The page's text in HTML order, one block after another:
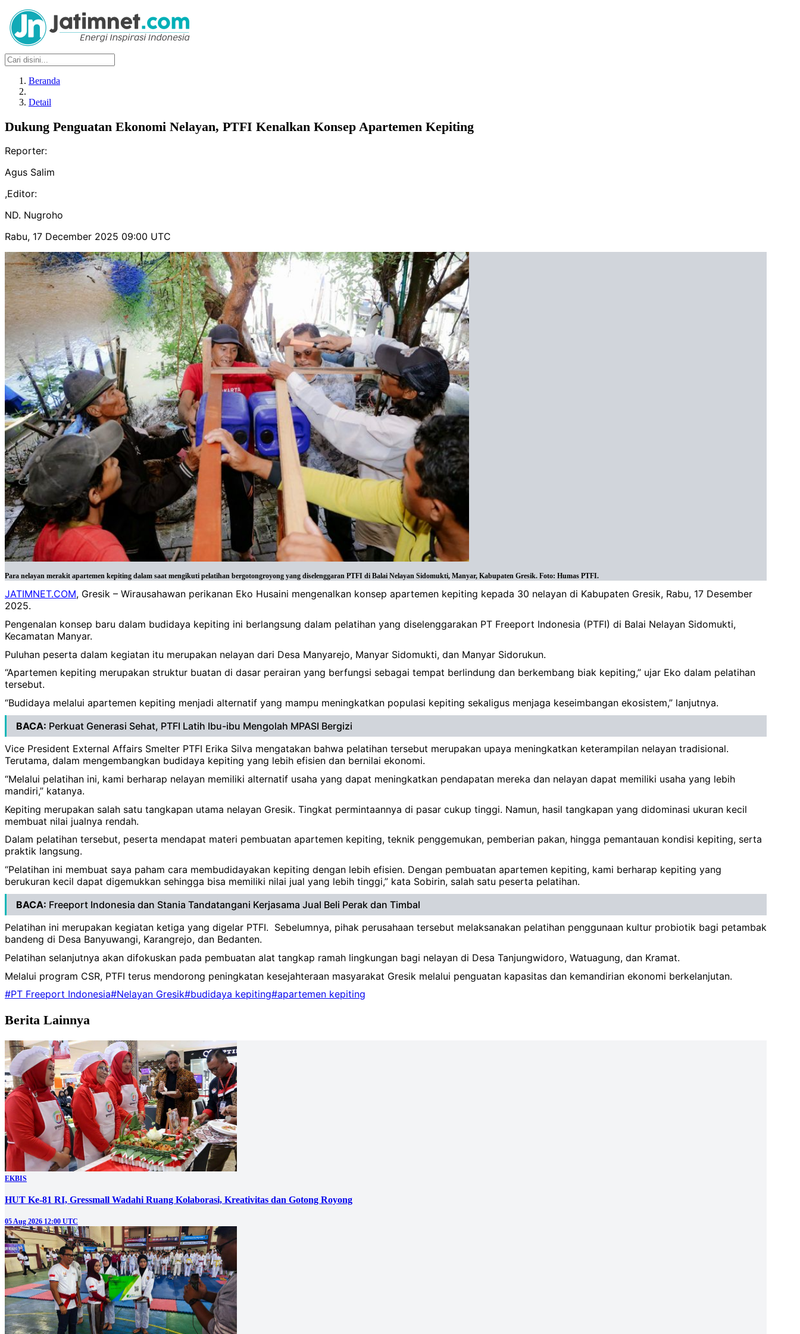
Beranda
Detail
Dukung Penguatan Ekonomi Nelayan, PTFI Kenalkan Konsep Apartemen Kepiting
Reporter:
Agus Salim
,Editor:
ND. Nugroho
Rabu, 17 December 2025 09:00 UTC
Para nelayan merakit apartemen kepiting dalam saat mengikuti pelatihan bergotongroyong yang diselenggaran PTFI di Balai Nelayan Sidomukti, Manyar, Kabupaten Gresik. Foto: Humas PTFI.
JATIMNET.COM, Gresik – Wirausahawan perikanan Eko Husaini mengenalkan konsep apartemen kepiting kepada 30 nelayan di Kabupaten Gresik, Rabu, 17 Desember
2025.
Pengenalan konsep baru dalam budidaya kepiting ini berlangsung dalam pelatihan yang diselenggarakan PT Freeport Indonesia (PTFI) di Balai Nelayan Sidomukti,
Kecamatan Manyar.
Puluhan peserta dalam kegiatan itu merupakan nelayan dari Desa Manyarejo, Manyar Sidomukti, dan Manyar Sidorukun.
“Apartemen kepiting merupakan struktur buatan di dasar perairan yang berfungsi sebagai tempat berlindung dan berkembang biak kepiting,” ujar Eko dalam pelatihan
tersebut.
“Budidaya melalui apartemen kepiting menjadi alternatif yang mampu meningkatkan populasi kepiting sekaligus menjaga keseimbangan ekosistem,” lanjutnya.
BACA: Perkuat Generasi Sehat, PTFI Latih Ibu-ibu Mengolah MPASI Bergizi
Vice President External Affairs Smelter PTFI Erika Silva mengatakan bahwa pelatihan tersebut merupakan upaya meningkatkan keterampilan nelayan tradisional.
Terutama, dalam mengembangkan budidaya kepiting yang lebih efisien dan bernilai ekonomi.
“Melalui pelatihan ini, kami berharap nelayan memiliki alternatif usaha yang dapat meningkatkan pendapatan mereka dan nelayan dapat memiliki usaha yang lebih
mandiri,” katanya.
Kepiting merupakan salah satu tangkapan utama nelayan Gresik. Tingkat permintaannya di pasar cukup tinggi. Namun, hasil tangkapan yang didominasi ukuran kecil
membuat nilai jualnya rendah.
Dalam pelatihan tersebut, peserta mendapat materi pembuatan apartemen kepiting, teknik penggemukan, pemberian pakan, hingga pemantauan kondisi kepiting, serta
praktik langsung.
“Pelatihan ini membuat saya paham cara membudidayakan kepiting dengan lebih efisien. Dengan pembuatan apartemen kepiting, kami berharap kepiting yang
berukuran kecil dapat digemukkan sehingga bisa memiliki nilai jual yang lebih tinggi,” kata Sobirin, salah satu peserta pelatihan.
BACA: Freeport Indonesia dan Stania Tandatangani Kerjasama Jual Beli Perak dan Timbal
Pelatihan ini merupakan kegiatan ketiga yang digelar PTFI. Sebelumnya, pihak perusahaan tersebut melaksanakan pelatihan penggunaan kultur probiotik bagi petambak
bandeng di Desa Banyuwangi, Karangrejo, dan Bedanten.
Pelatihan selanjutnya akan difokuskan pada pembuatan alat tangkap ramah lingkungan bagi nelayan di Desa Tanjungwidoro, Watuagung, dan Kramat.
Melalui program CSR, PTFI terus mendorong peningkatan kesejahteraan masyarakat Gresik melalui penguatan kapasitas dan kemandirian ekonomi berkelanjutan.
#PT Freeport Indonesia#Nelayan Gresik#budidaya kepiting#apartemen kepiting
Berita Lainnya
EKBIS
HUT Ke-81 RI, Gressmall Wadahi Ruang Kolaborasi, Kreativitas dan Gotong Royong
05 Aug 2026 12:00 UTC